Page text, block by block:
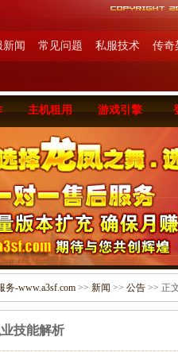
新闻 常见问题 私服技术 传奇
主机租用 游戏引擎
-www.a3sf.com >> 新闻 >> 公告 >> 正
技能解析